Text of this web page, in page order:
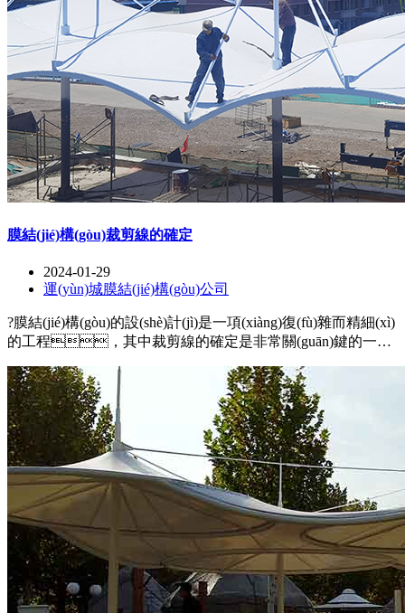
膜結(jié)構(gòu)裁剪線的確定
2024-01-29
運(yùn)城膜結(jié)構(gòu)公司
?膜結(jié)構(gòu)的設(shè)計(jì)是一項(xiàng)復(fù)雜而精細(xì)
的工程，其中裁剪線的確定是非常關(guān)鍵的一
合，同時(shí)確保結(jié)構(gòu)的穩(wěn)定性和美觀
性。